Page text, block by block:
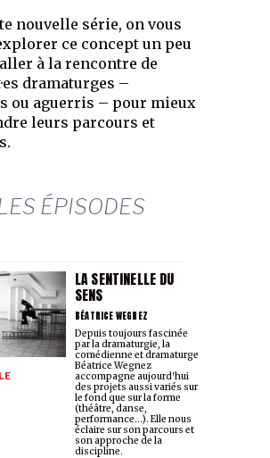
nouvelle série, on vous
ce concept un peu
à la rencontre de
dramaturges –
ou aguerris – pour mieux
leurs parcours et
ÉPISODES
LA SENTINELLE DU
SENS
BÉATRICE WEGNEZ
Depuis toujours fascinée
par la dramaturgie, la
comédienne et dramaturge
Béatrice Wegnez
accompagne aujourd'hui
des projets aussi variés sur
le fond que sur la forme
(théâtre, danse,
performance...). Elle nous
éclaire sur son parcours et
son approche de la
discipline.